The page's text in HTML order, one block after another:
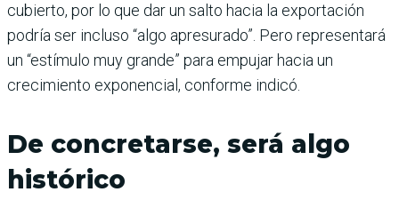
cubierto, por lo que dar un salto hacia la exportación
podría ser incluso “algo apresurado”. Pero representará
un “estímulo muy grande” para empujar hacia un
crecimiento exponencial, conforme indicó.
De concretarse, será algo
histórico